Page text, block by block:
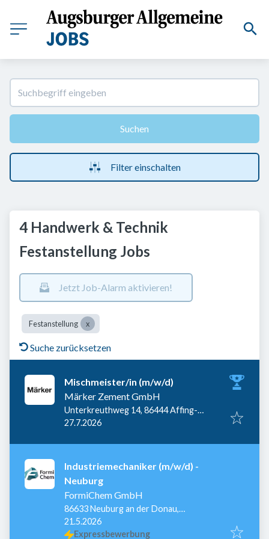
Suchen
Filter einschalten
4 Handwerk & Technik
Festanstellung Jobs
Jetzt Job-Alarm aktivieren!
Festanstellung
Suche zurücksetzen
Mischmeister/in (m/w/d)
Märker Zement GmbH
Unterkreuthweg 14, 86444 Affing-
Mühlhausen, Deutschland
Veröffentlicht
27.7.2026
Industriemechaniker (m/w/d) -
Neuburg
FormiChem GmbH
86633 Neuburg an der Donau,
Deutschland
Veröffentlicht
21.5.2026
Expressbewerbung